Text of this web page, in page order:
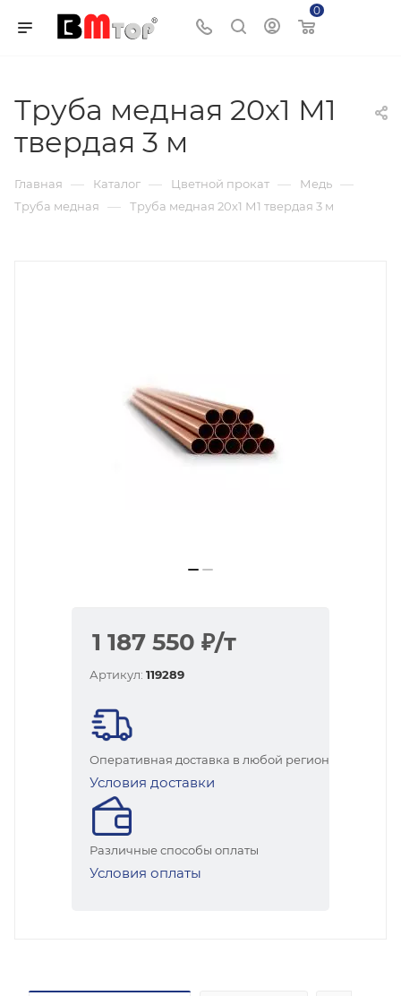
0
Труба медная 20х1 М1
твердая 3 м
Главная — Каталог — Цветной прокат — Медь —
Труба медная — Труба медная 20х1 М1 твердая 3 м
1 187 550 ₽/т
Артикул: 119289
Оперативная доставка в любой регион
Условия доставки
Различные способы оплаты
Условия оплаты